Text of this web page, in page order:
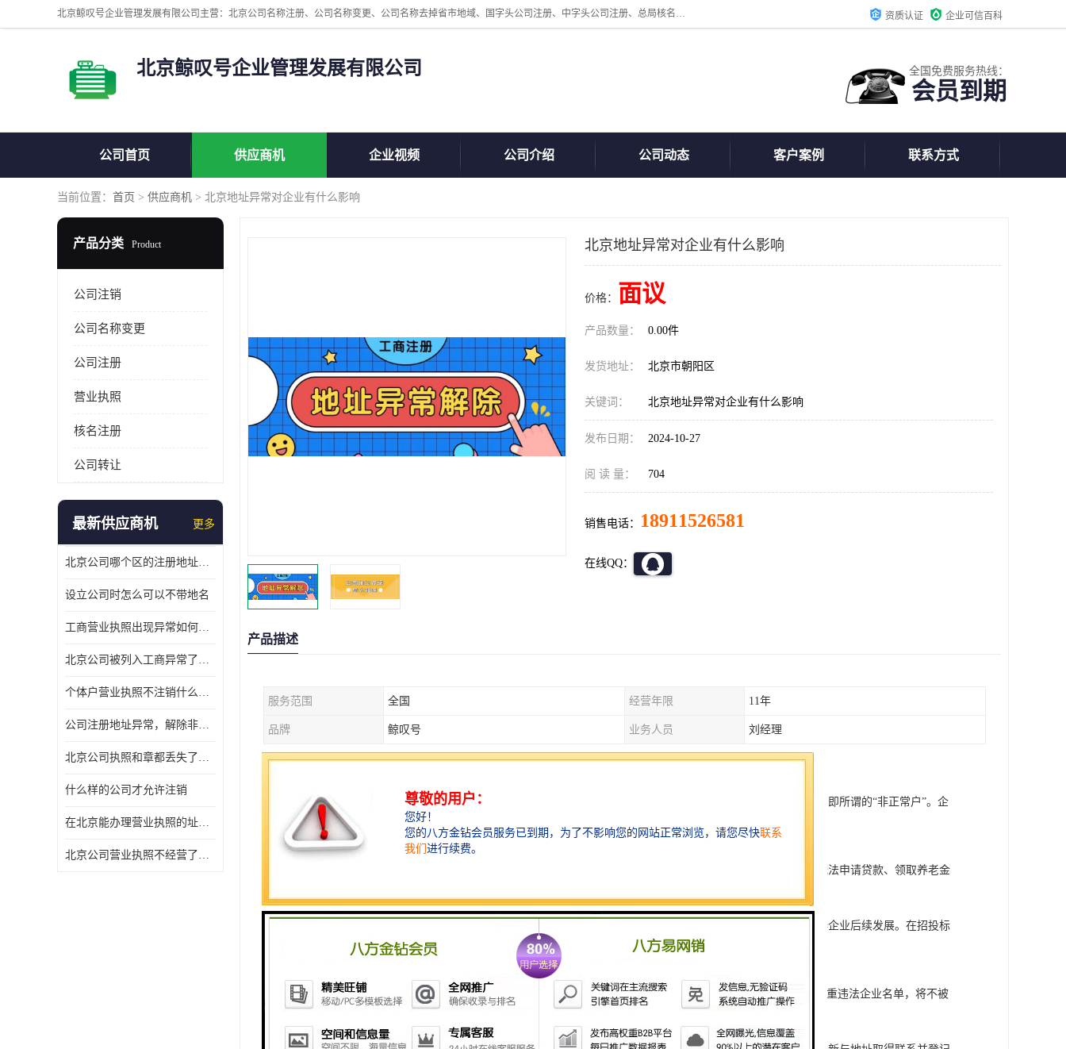
北京鲸叹号企业管理发展有限公司主营：北京公司名称注册、公司名称变更、公司名称去掉省市地域、国字头公司注册、中字头公司注册、总局核名注册等业务，全国统一热线电话：*。北京鲸叹号企业管理发展有限公司在职员工51人，我们有zui好的产品和技术团队，我们为客户提供较好的产品，良好的技术支持，健全的售后服务。 资质认证 企业可信百科
北京鲸叹号企业管理发展有限公司 全国免费服务热线：
会员到期
公司首页 供应商机 企业视频 公司介绍 公司动态 客户案例 联系方式
当前位置： 首页 > 供应商机 > 北京地址异常对企业有什么影响
产品分类 Product
公司注销
公司名称变更
公司注册
营业执照
核名注册
公司转让
最新供应商机 更多
北京公司哪个区的注册地址靠谱
设立公司时怎么可以不带地名
工商营业执照出现异常如何处理
北京公司被列入工商异常了该怎么处理呢？
个体户营业执照不注销什么后果？
公司注册地址异常，解除非正常所需资料及流程
北京公司执照和章都丢失了怎么注销
什么样的公司才允许注销
在北京能办理营业执照的址什么费用
北京公司营业执照不经营了一定要注销吗
北京地址异常对企业有什么影响
价格： 面议
产品数量： 0.00件
发货地址： 北京市朝阳区
关键词： 北京地址异常对企业有什么影响
发布日期： 2024-10-27
阅 读 量： 704
销售电话： 18911526581
在线QQ：
产品描述
服务范围 全国 经营年限 11年
品牌 鲸叹号 业务人员 刘经理
首先，‌公司地址异常会导致企业被吊销营业执照‌。如果公司地址异常，工商部门会将公司列入经营异常名录，即所谓的“非正常户”。企
业必须申请解除异常后才能继续经营，若超过规定时间未解除异常，公司将被吊销营业执照‌。
其次，‌公司地址异常会影响企业的经营活动‌。例如，银行、税务等部门不会给企业办理相关业务，企业可能无法申请贷款、领取养老金
等‌。此外，企业出口退税、进项抵扣以及开票都将被系统锁定而受到限制‌。
第三，‌公司地址异常会损害企业形象和信誉‌。异常记录会被公示，影响企业在合作伙伴中的形象及信誉，阻碍企业后续发展‌。在招投标
等重要商业活动中，异常记录可能使企业失去参与竞争的机会‌。
最后，‌公司地址异常还会限制企业参与zhengfucaigou和招投标‌。如果企业因地址异常被列入经营异常名录或严重违法企业名单，将不被